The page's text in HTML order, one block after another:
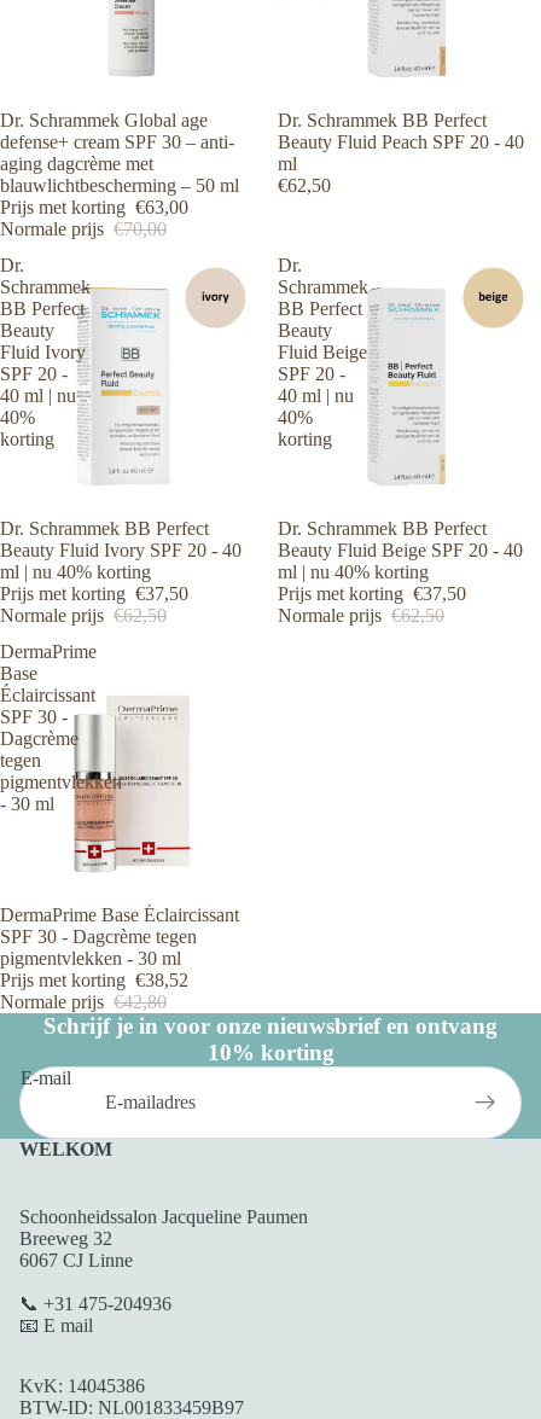
Aanbieding
Dr. Schrammek Global age
defense+ cream SPF 30 – anti-
aging dagcrème met
blauwlichtbescherming – 50 ml
Prijs met korting €63,00
Normale prijs €70,00
Dr. Schrammek BB Perfect
Beauty Fluid Peach SPF 20 - 40
ml
€62,50
Dr.
Schrammek
BB Perfect
Beauty
Fluid Ivory
SPF 20 -
40 ml | nu
40%
korting
Aanbieding
Dr. Schrammek BB Perfect
Beauty Fluid Ivory SPF 20 - 40
ml | nu 40% korting
Prijs met korting €37,50
Normale prijs €62,50
Dr.
Schrammek
BB Perfect
Beauty
Fluid Beige
SPF 20 -
40 ml | nu
40%
korting
Aanbieding
Dr. Schrammek BB Perfect
Beauty Fluid Beige SPF 20 - 40
ml | nu 40% korting
Prijs met korting €37,50
Normale prijs €62,50
DermaPrime
Base
Éclaircissant
SPF 30 -
Dagcrème
tegen
pigmentvlekken
- 30 ml
Aanbieding
DermaPrime Base Éclaircissant
SPF 30 - Dagcrème tegen
pigmentvlekken - 30 ml
Prijs met korting €38,52
Normale prijs €42,80
Schrijf je in voor onze nieuwsbrief en ontvang
10% korting
E-mail
WELKOM
Schoonheidssalon Jacqueline Paumen
Breeweg 32
6067 CJ Linne
📞 +31 475-204936
📧 E mail
KvK: 14045386
BTW-ID: NL001833459B97